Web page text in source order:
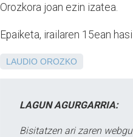
Orozkora joan ezin izatea.
Epaiketa, irailaren 15ean
LAUDIO OROZKO
LAGUN AGURGARRIA:
Bisitatzen ari zaren